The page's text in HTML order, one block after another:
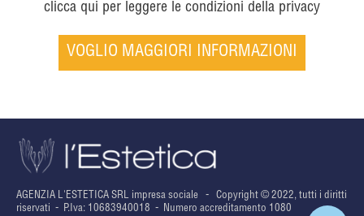
clicca qui per leggere le condizioni della privacy
AGENZIA L'ESTETICA SRL impresa sociale - Copyright © 2022, tutti i diritti
riservati - P.Iva: 10683940018 - Numero accreditamento 1080